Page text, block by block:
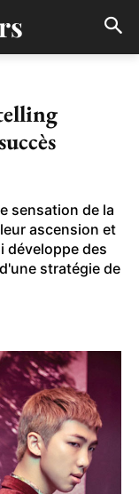
sensation de la
ascension et
développe des
stratégie de